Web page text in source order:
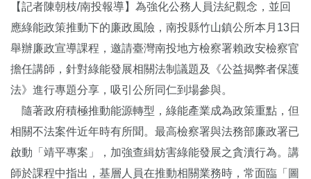
【記者陳朝枝/南投報導】為強化公務人員法紀觀念，並回
應綠能政策推動下的廉政風險，南投縣竹山鎮公所本月13日
舉辦廉政宣導課程，邀請臺灣南投地方檢察署賴政安檢察官
擔任講師，針對綠能發展相關法制議題及《公益揭弊者保護
法》進行專題分享，吸引公所同仁到場參與。
隨著政府積極推動能源轉型，綠能產業成為政策重點，但
相關不法案件近年時有所聞。最高檢察署與法務部廉政署已
啟動「靖平專案」，加強查緝妨害綠能發展之貪瀆行為。講
師於課程中指出，基層人員在推動相關業務時，常面臨「圖